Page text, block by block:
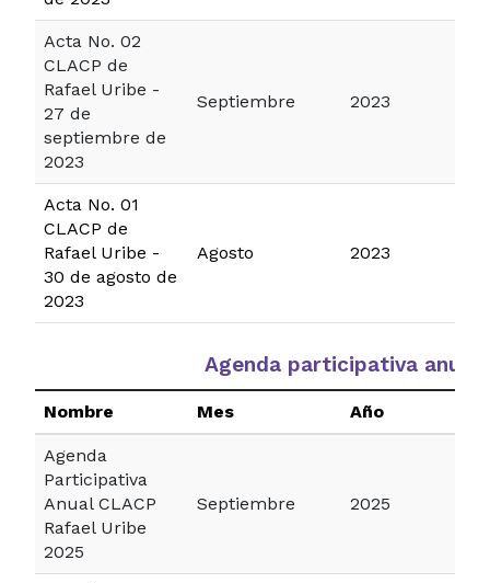
Acta No. 02
CLACP de
Rafael Uribe -
27 de
septiembre de
2023
Septiembre 2023
Acta No. 01
CLACP de
Rafael Uribe -
30 de agosto de
2023
Agosto 2023
Agenda participativa anual
Nombre Mes Año
Agenda
Participativa
Anual CLACP
Rafael Uribe
2025
Septiembre 2025